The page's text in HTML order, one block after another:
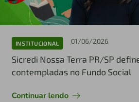
INSTITUCIONAL 01/06/2026
Sicredi Nossa Terra PR/SP
contempladas no Fundo Social
Continuar lendo